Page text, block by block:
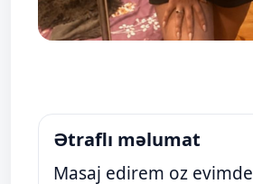
Ətraflı məlumat
Masaj edirem oz evimde